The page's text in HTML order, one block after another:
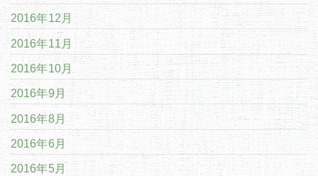
2016年12月
2016年11月
2016年10月
2016年9月
2016年8月
2016年6月
2016年5月